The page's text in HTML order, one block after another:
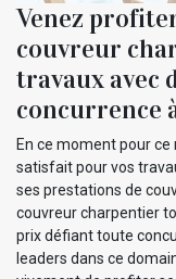
Venez
couvreur
travaux avec
concurrence
En ce moment pour
satisfait pour vos
ses prestations de
couvreur charpentier
prix défiant toute
leaders dans ce